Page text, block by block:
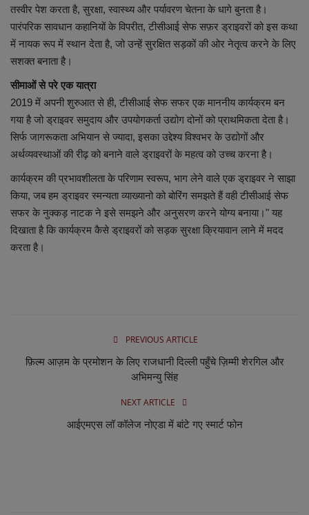
तस्वीर पेश करता है, सुरक्षा, स्वास्थ्य और पर्यावरण चेतना के धागे बुनता है।
पारंपरिक सावधान कहानियों के विपरीत, टीसीआई सेफ सफ़र ड्राइवरों को इस कथा
में नायक रूप में स्थान देता है, जो उन्हें सुरक्षित सड़कों की ओर नेतृत्व करने के लिए
सशक्त बनाता है।
सीमाओं से परे एक यात्रा
2019 में अपनी शुरुआत से ही, टीसीआई सेफ सफर एक माननीय कार्यक्रम बन
गया है जो ड्राइवर समुदाय और उपयोगकर्ता उद्योग दोनों को प्राथमिकता देता है।
सिर्फ जागरूकता अभियान से ज्यादा, इसका उद्देश्य विश्वभर के उद्योगों और
अर्थव्यवस्थाओं की रीढ़ को बनाने वाले ड्राइवरों के महत्व को उच्च करना है।
कार्यक्रम की प्रभावशीलता के परिणाम स्वरूप, भाग लेने वाले एक ड्राइवर ने साझा
किया, जब हम ड्राइवर स्मन्यता व्याख्यानो को बोरिंग समझते हैं वही टीसीआई सेफ
सफर के नुक्कड़ नाटक ने इसे समझने और अनुसरण करने योग्य बनाया।" यह
दिखाता है कि कार्यक्रम कैसे ड्राइवरों को सड़क सुरक्षा क्रियावान लाने में मदद
करता है।
PREVIOUS ARTICLE
फ़िल्म आज़म के प्रमोशन के लिए राजधानी दिल्ली पहुँचे ज़िम्मी शेरगिल और
अभिमन्यु सिंह
NEXT ARTICLE
आईएमएस लॉ कॉलेज नोएडा में बांटे गए स्मार्ट फोन